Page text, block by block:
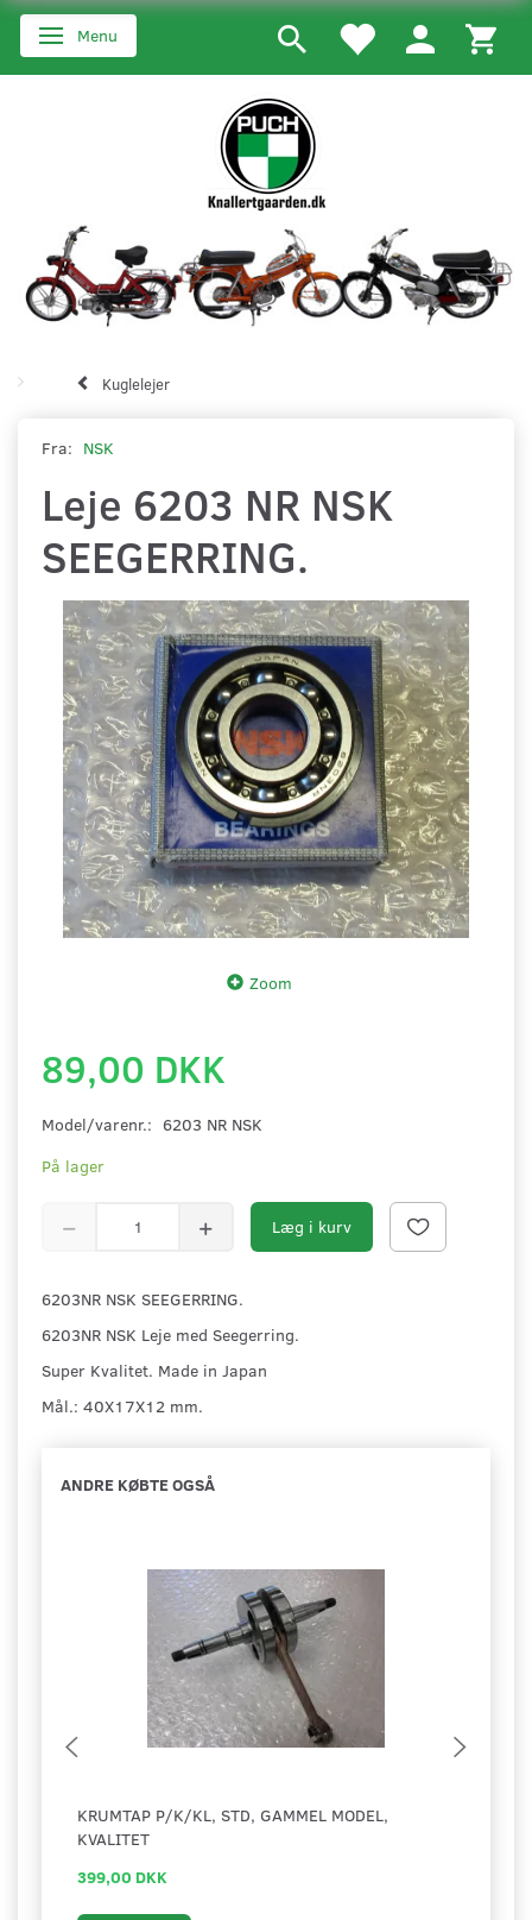
Skifte navigation
Menu
Kuglelejer
Fra: NSK
Leje 6203 NR NSK
SEEGERRING.
Zoom
89,00 DKK
Model/varenr.: 6203 NR NSK
På lager
Læg i kurv
6203NR NSK SEEGERRING.
6203NR NSK Leje med Seegerring.
Super Kvalitet. Made in Japan
Mål.: 40X17X12 mm.
ANDRE KØBTE OGSÅ
KRUMTAP P/K/KL, STD, GAMMEL MODEL,
KVALITET
399,00 DKK